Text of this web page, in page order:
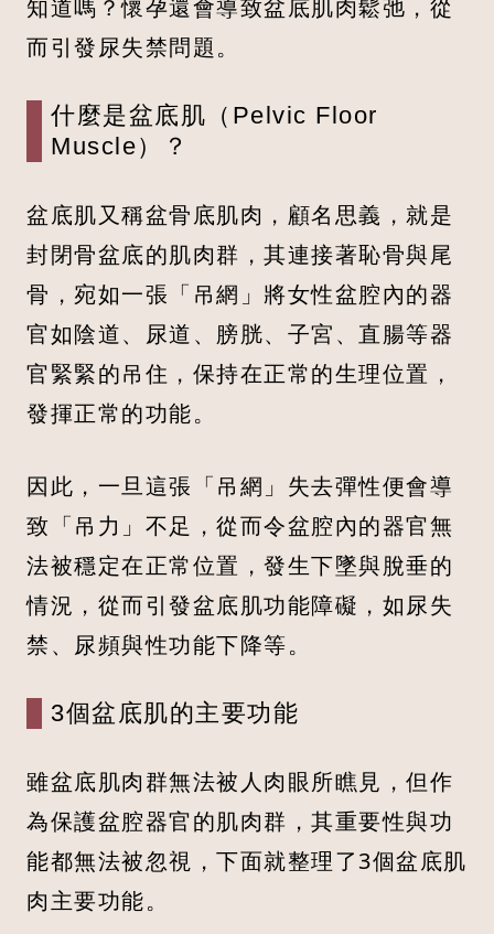
知道嗎？懷孕還會導致盆底肌肉鬆弛，從
而引發尿失禁問題。
什麼是盆底肌（Pelvic Floor
Muscle）？
盆底肌又稱盆骨底肌肉，顧名思義，就是
封閉骨盆底的肌肉群，其連接著恥骨與尾
骨，宛如一張「吊網」將女性盆腔內的器
官如陰道、尿道、膀胱、子宮、直腸等器
官緊緊的吊住，保持在正常的生理位置，
發揮正常的功能。
因此，一旦這張「吊網」失去彈性便會導
致「吊力」不足，從而令盆腔內的器官無
法被穩定在正常位置，發生下墜與脫垂的
情況，從而引發盆底肌功能障礙，如尿失
禁、尿頻與性功能下降等。
3個盆底肌的主要功能
雖盆底肌肉群無法被人肉眼所瞧見，但作
為保護盆腔器官的肌肉群，其重要性與功
能都無法被忽視，下面就整理了3個盆底肌
肉主要功能。